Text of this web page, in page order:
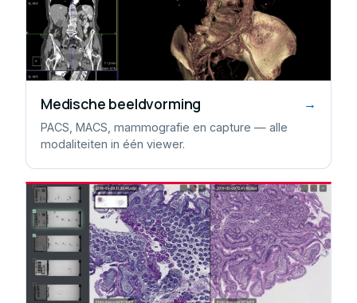
Medische beeldvorming →
PACS, MACS, mammografie en capture — alle
modaliteiten in één viewer.